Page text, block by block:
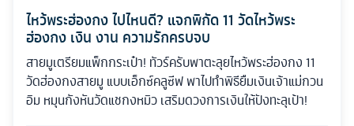
ไหว้พระฮ่องกง ไปไหนดี? แจกพิกัด 11 วัดไหว้พระ
ฮ่องกง เงิน งาน ความรักครบจบ
สายมูเตรียมแพ็กกระเป๋า! ทัวร์ครับพาตะลุยไหว้พระฮ่องกง 11
วัดฮ่องกงสายมู แบบเอ็กซ์คลูซีฟ พาไปทำพิธียืมเงินเจ้าแม่กวน
อิม หมุนกังหันวัดแชกงหมิว เสริมดวงการเงินให้ปังทะลุเป้า!